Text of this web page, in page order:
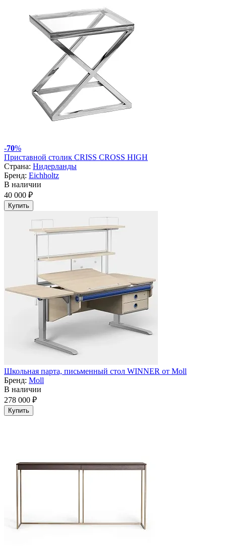
-70%
Приставной столик CRISS CROSS HIGH
Страна: Нидерланды
Бренд: Eichholtz
В наличии
40 000 ₽
Купить
Школьная парта, письменный стол WINNER от Moll
Бренд: Moll
В наличии
278 000 ₽
Купить